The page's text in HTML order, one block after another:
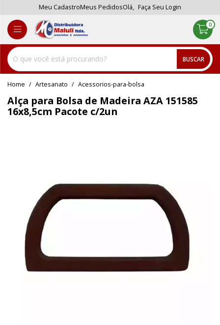
Meu CadastroMeus PedidosOlá, Faça Seu Login
BUSCAR
0
home Artesanato acessorios-para-bolsa
Alça para Bolsa de Madeira AZA 151585
16x8,5cm Pacote c/2un